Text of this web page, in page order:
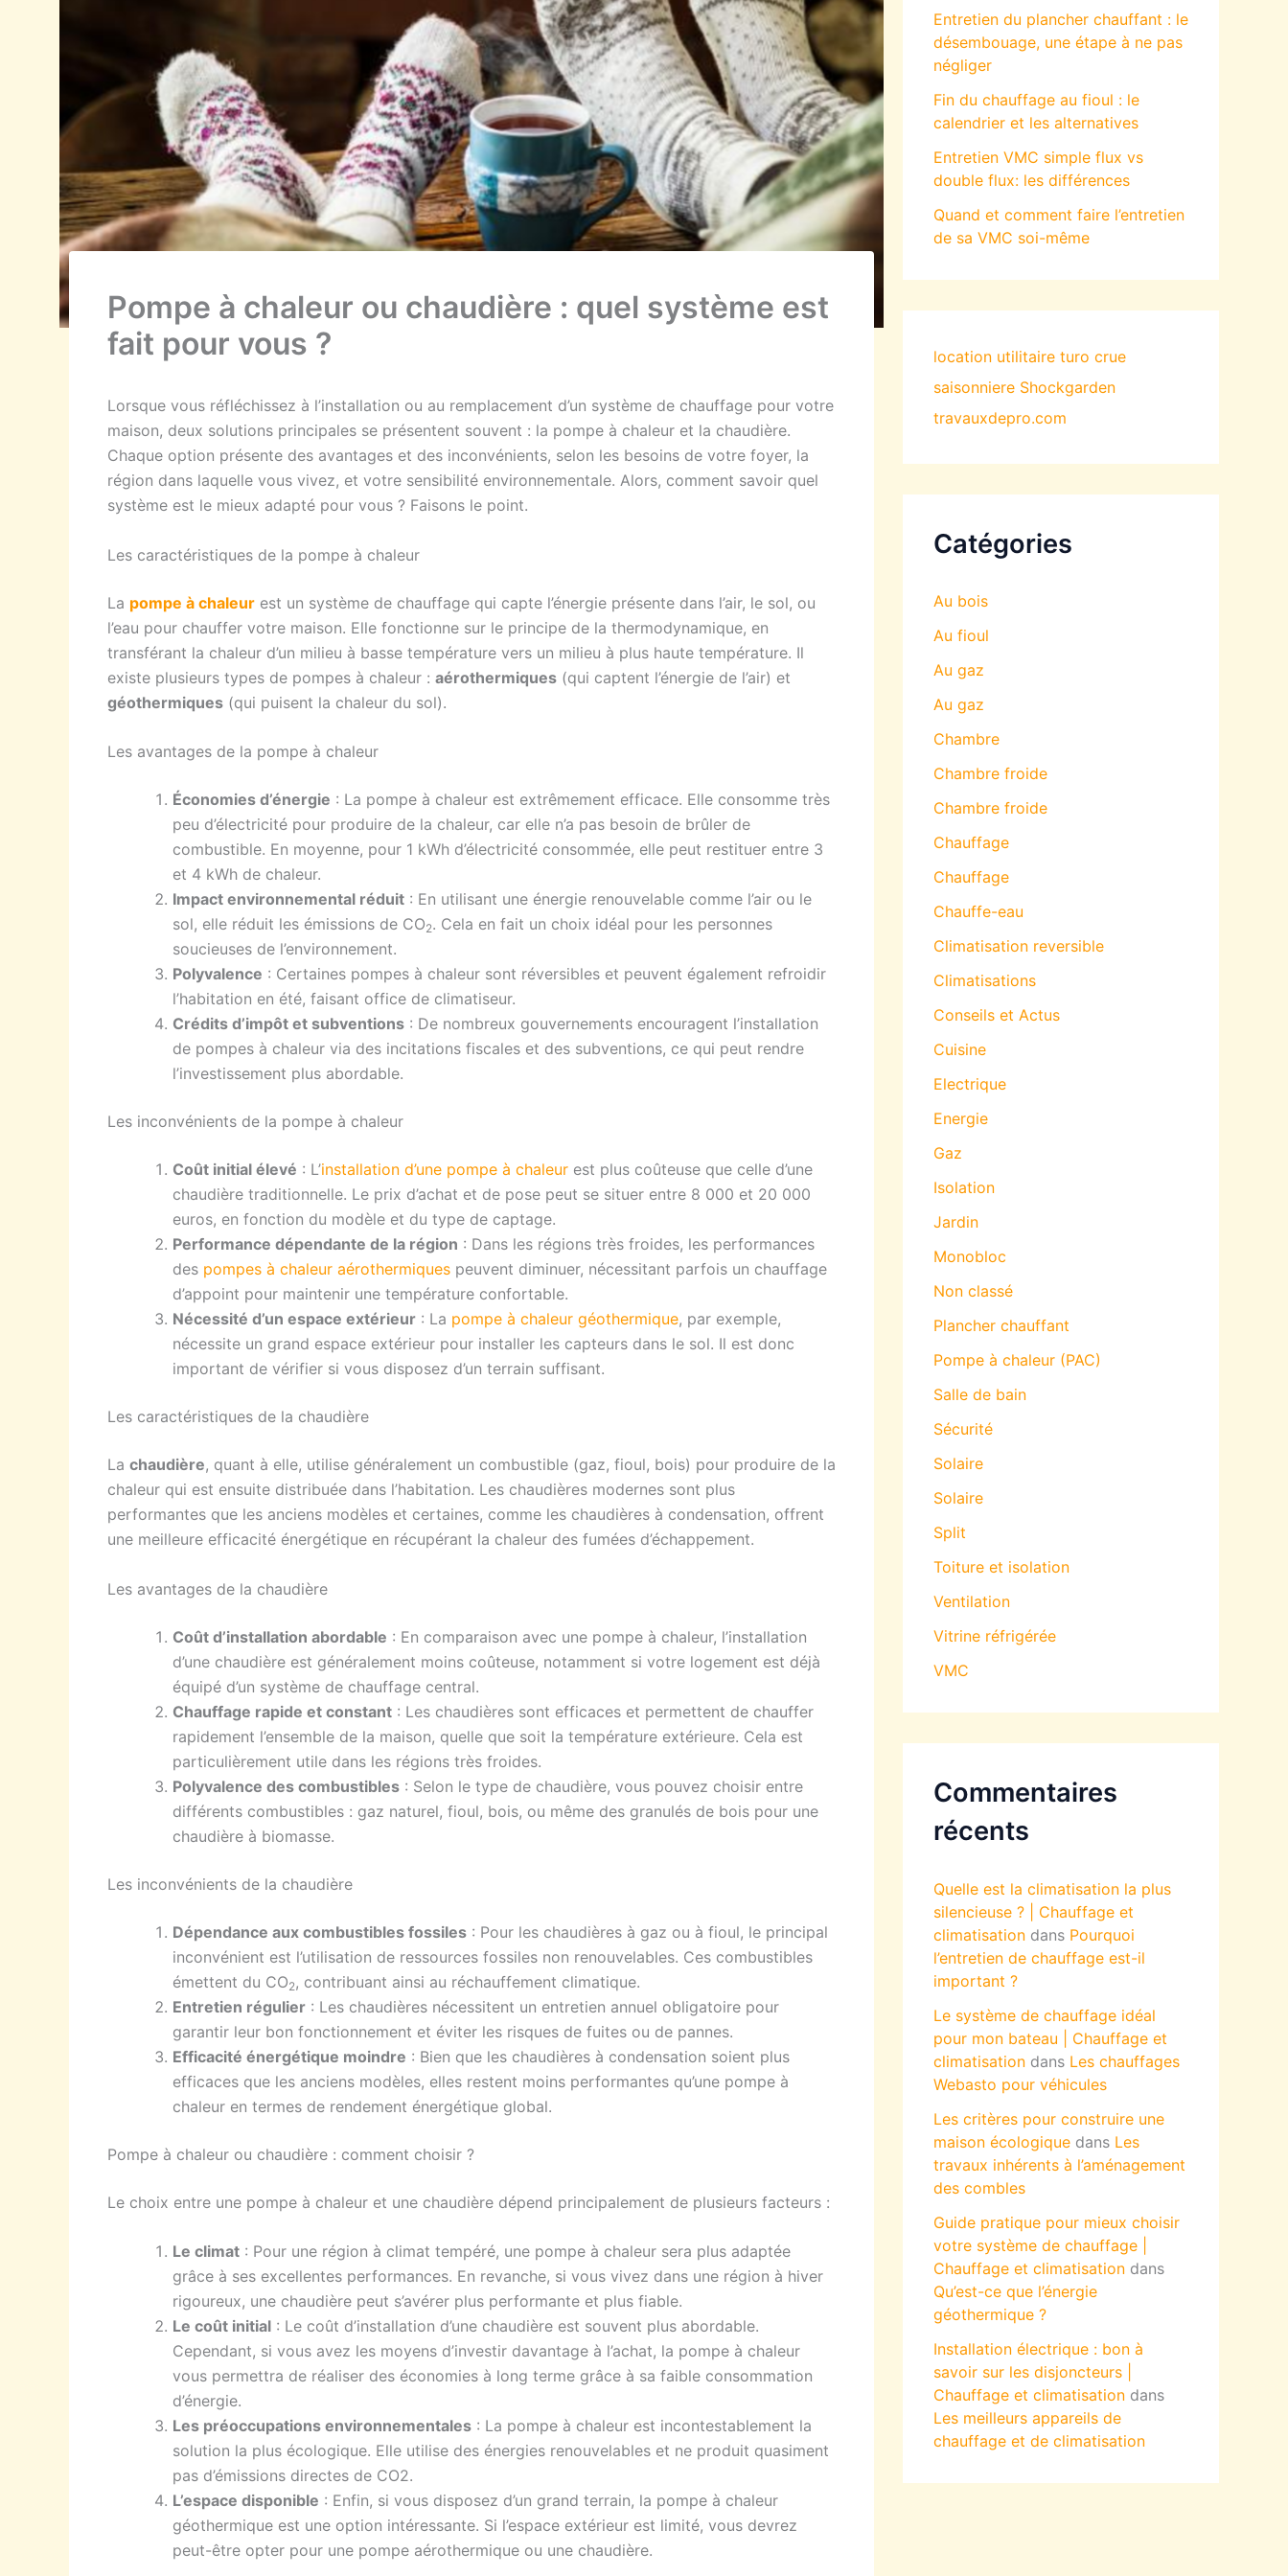
Pompe à chaleur ou chaudière : quel système est
fait pour vous ?
Lorsque vous réfléchissez à l’installation ou au remplacement d’un système de chauffage pour votre
maison, deux solutions principales se présentent souvent : la pompe à chaleur et la chaudière.
Chaque option présente des avantages et des inconvénients, selon les besoins de votre foyer, la
région dans laquelle vous vivez, et votre sensibilité environnementale. Alors, comment savoir quel
système est le mieux adapté pour vous ? Faisons le point.
Les caractéristiques de la pompe à chaleur
La pompe à chaleur est un système de chauffage qui capte l’énergie présente dans l’air, le sol, ou
l’eau pour chauffer votre maison. Elle fonctionne sur le principe de la thermodynamique, en
transférant la chaleur d’un milieu à basse température vers un milieu à plus haute température. Il
existe plusieurs types de pompes à chaleur : aérothermiques (qui captent l’énergie de l’air) et
géothermiques (qui puisent la chaleur du sol).
Les avantages de la pompe à chaleur
Économies d’énergie : La pompe à chaleur est extrêmement efficace. Elle consomme très
peu d’électricité pour produire de la chaleur, car elle n’a pas besoin de brûler de
combustible. En moyenne, pour 1 kWh d’électricité consommée, elle peut restituer entre 3
et 4 kWh de chaleur.
Impact environnemental réduit : En utilisant une énergie renouvelable comme l’air ou le
sol, elle réduit les émissions de CO2. Cela en fait un choix idéal pour les personnes
soucieuses de l’environnement.
Polyvalence : Certaines pompes à chaleur sont réversibles et peuvent également refroidir
l’habitation en été, faisant office de climatiseur.
Crédits d’impôt et subventions : De nombreux gouvernements encouragent l’installation
de pompes à chaleur via des incitations fiscales et des subventions, ce qui peut rendre
l’investissement plus abordable.
Les inconvénients de la pompe à chaleur
Coût initial élevé : L’installation d’une pompe à chaleur est plus coûteuse que celle d’une
chaudière traditionnelle. Le prix d’achat et de pose peut se situer entre 8 000 et 20 000
euros, en fonction du modèle et du type de captage.
Performance dépendante de la région : Dans les régions très froides, les performances
des pompes à chaleur aérothermiques peuvent diminuer, nécessitant parfois un chauffage
d’appoint pour maintenir une température confortable.
Nécessité d’un espace extérieur : La pompe à chaleur géothermique, par exemple,
nécessite un grand espace extérieur pour installer les capteurs dans le sol. Il est donc
important de vérifier si vous disposez d’un terrain suffisant.
Les caractéristiques de la chaudière
La chaudière, quant à elle, utilise généralement un combustible (gaz, fioul, bois) pour produire de la
chaleur qui est ensuite distribuée dans l’habitation. Les chaudières modernes sont plus
performantes que les anciens modèles et certaines, comme les chaudières à condensation, offrent
une meilleure efficacité énergétique en récupérant la chaleur des fumées d’échappement.
Les avantages de la chaudière
Coût d’installation abordable : En comparaison avec une pompe à chaleur, l’installation
d’une chaudière est généralement moins coûteuse, notamment si votre logement est déjà
équipé d’un système de chauffage central.
Chauffage rapide et constant : Les chaudières sont efficaces et permettent de chauffer
rapidement l’ensemble de la maison, quelle que soit la température extérieure. Cela est
particulièrement utile dans les régions très froides.
Polyvalence des combustibles : Selon le type de chaudière, vous pouvez choisir entre
différents combustibles : gaz naturel, fioul, bois, ou même des granulés de bois pour une
chaudière à biomasse.
Les inconvénients de la chaudière
Dépendance aux combustibles fossiles : Pour les chaudières à gaz ou à fioul, le principal
inconvénient est l’utilisation de ressources fossiles non renouvelables. Ces combustibles
émettent du CO2 , contribuant ainsi au réchauffement climatique.
Entretien régulier : Les chaudières nécessitent un entretien annuel obligatoire pour
garantir leur bon fonctionnement et éviter les risques de fuites ou de pannes.
Efficacité énergétique moindre : Bien que les chaudières à condensation soient plus
efficaces que les anciens modèles, elles restent moins performantes qu’une pompe à
chaleur en termes de rendement énergétique global.
Pompe à chaleur ou chaudière : comment choisir ?
Le choix entre une pompe à chaleur et une chaudière dépend principalement de plusieurs facteurs :
Le climat : Pour une région à climat tempéré, une pompe à chaleur sera plus adaptée
grâce à ses excellentes performances. En revanche, si vous vivez dans une région à hiver
rigoureux, une chaudière peut s’avérer plus performante et plus fiable.
Le coût initial : Le coût d’installation d’une chaudière est souvent plus abordable.
Cependant, si vous avez les moyens d’investir davantage à l’achat, la pompe à chaleur
vous permettra de réaliser des économies à long terme grâce à sa faible consommation
d’énergie.
Les préoccupations environnementales : La pompe à chaleur est incontestablement la
solution la plus écologique. Elle utilise des énergies renouvelables et ne produit quasiment
pas d’émissions directes de CO2.
L’espace disponible : Enfin, si vous disposez d’un grand terrain, la pompe à chaleur
géothermique est une option intéressante. Si l’espace extérieur est limité, vous devrez
peut-être opter pour une pompe aérothermique ou une chaudière.
Entretien du plancher chauffant : le
désembouage, une étape à ne pas
négliger
Fin du chauffage au fioul : le
calendrier et les alternatives
Entretien VMC simple flux vs
double flux: les différences
Quand et comment faire l’entretien
de sa VMC soi-même
location utilitaire turo crue
saisonniere Shockgarden
travauxdepro.com
Catégories
Au bois
Au fioul
Au gaz
Au gaz
Chambre
Chambre froide
Chambre froide
Chauffage
Chauffage
Chauffe-eau
Climatisation reversible
Climatisations
Conseils et Actus
Cuisine
Electrique
Energie
Gaz
Isolation
Jardin
Monobloc
Non classé
Plancher chauffant
Pompe à chaleur (PAC)
Salle de bain
Sécurité
Solaire
Solaire
Split
Toiture et isolation
Ventilation
Vitrine réfrigérée
VMC
Commentaires
récents
Quelle est la climatisation la plus
silencieuse ? | Chauffage et
climatisation dans Pourquoi
l’entretien de chauffage est-il
important ?
Le système de chauffage idéal
pour mon bateau | Chauffage et
climatisation dans Les chauffages
Webasto pour véhicules
Les critères pour construire une
maison écologique dans Les
travaux inhérents à l’aménagement
des combles
Guide pratique pour mieux choisir
votre système de chauffage |
Chauffage et climatisation dans
Qu’est-ce que l’énergie
géothermique ?
Installation électrique : bon à
savoir sur les disjoncteurs |
Chauffage et climatisation dans
Les meilleurs appareils de
chauffage et de climatisation